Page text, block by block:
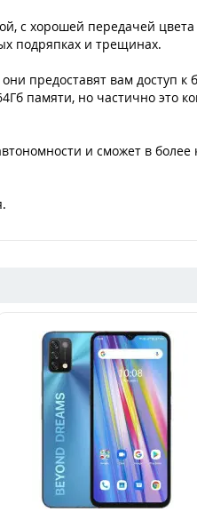
с хорошей передачей
подряпках и трещинах.
предоставят вам доступ к
памяти, но частично это
и сможет в более